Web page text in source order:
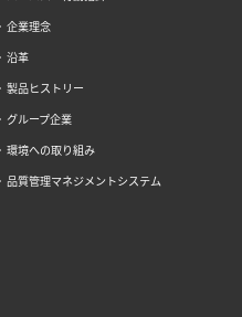
企業理念
沿革
製品ヒストリー
グループ企業
環境への取り組み
品質管理マネジメントシステム